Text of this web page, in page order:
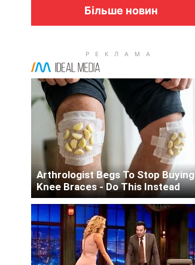
Більше новин
Arthrologist Begs To Stop Buying
Knee Braces - Do This Instead